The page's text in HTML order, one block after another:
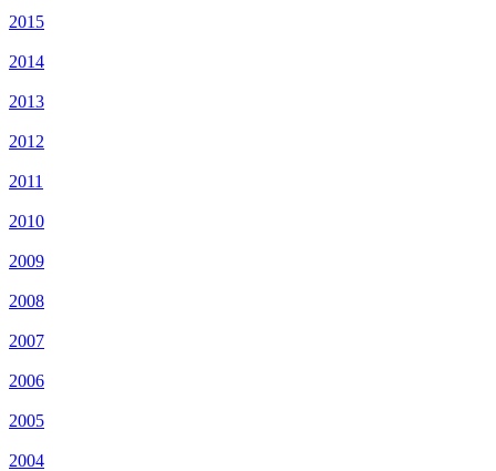
2015
2014
2013
2012
2011
2010
2009
2008
2007
2006
2005
2004